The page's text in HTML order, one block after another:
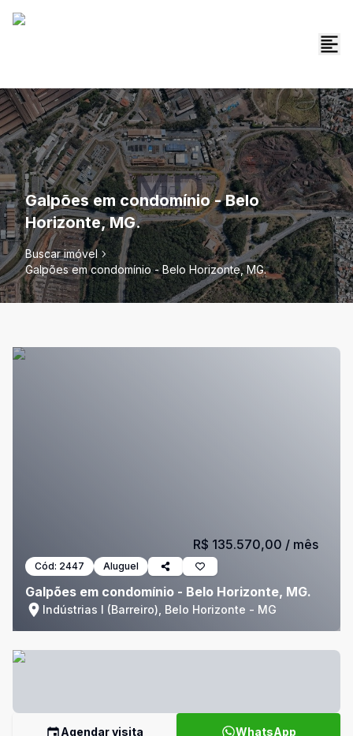
Galpões em condomínio - Belo
Horizonte, MG.
Buscar imóvel
Galpões em condomínio - Belo Horizonte, MG.
Cód: 2447 Aluguel
Galpões em condomínio - Belo Horizonte, MG.
Indústrias I (Barreiro), Belo Horizonte - MG
R$ 135.570,00 / mês
Agendar visita WhatsApp